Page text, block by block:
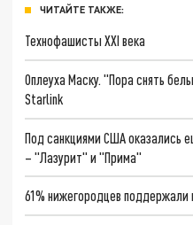
ЧИТАЙТЕ ТАКЖЕ:
Технофашисты XXI века
Оплеуха Маску. "Пора снять
Starlink
Под санкциями США оказались
– "Лазурит" и "Прима"
61% нижегородцев поддержали